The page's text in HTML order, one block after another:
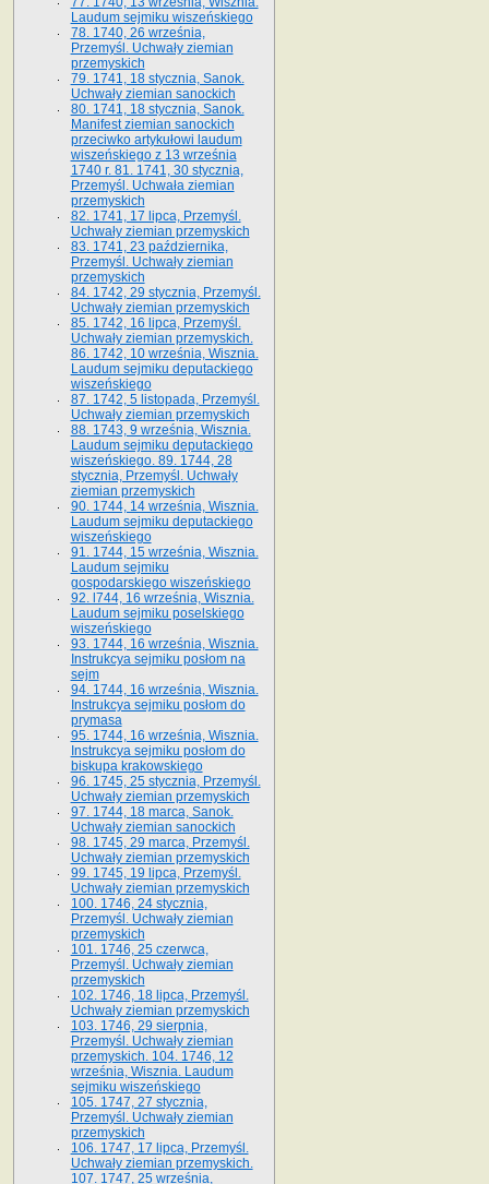
Laudum sejmiku wiszeńskiego
78. 1740, 26 września,
Przemyśl. Uchwały ziemian
przemyskich
79. 1741, 18 stycznia, Sanok.
Uchwały ziemian sanockich
80. 1741, 18 stycznia, Sanok.
Manifest ziemian sanockich
przeciwko artykułowi laudum
wiszeńskiego z 13 wrze­śnia
1740 r. 81. 1741, 30 stycznia,
Przemyśl. Uchwała ziemian
przemyskich
82. 1741, 17 lipca, Przemyśl.
Uchwały ziemian przemyskich
83. 1741, 23 października,
Przemyśl. Uchwały ziemian
przemyskich
84. 1742, 29 stycznia, Przemyśl.
Uchwały ziemian przemyskich
85. 1742, 16 lipca, Przemyśl.
Uchwały ziemian przemyskich.
86. 1742, 10 września, Wisznia.
Laudum sejmiku deputackiego
wiszeńskiego
87. 1742, 5 listopada, Przemyśl.
Uchwały ziemian przemyskich
88. 1743, 9 września, Wisznia.
Laudum sejmiku deputackiego
wiszeńskiego. 89. 1744, 28
stycznia, Przemyśl. Uchwały
ziemian przemyskich
90. 1744, 14 września, Wisznia.
Laudum sejmiku deputackiego
wiszeńskiego
91. 1744, 15 września, Wisznia.
Laudum sejmiku
gospodarskiego wiszeńskiego
92. l744, 16 września, Wisznia.
Laudum sejmiku poselskiego
wiszeńskiego
93. 1744, 16 września, Wisznia.
Instrukcya sejmiku posłom na
sejm
94. 1744, 16 września, Wisznia.
Instrukcya sejmiku posłom do
prymasa
95. 1744, 16 września, Wisznia.
Instrukcya sejmiku posłom do
biskupa krakowskiego
96. 1745, 25 stycznia, Przemyśl.
Uchwały ziemian przemyskich
97. 1744, 18 marca, Sanok.
Uchwały ziemian sanockich
98. 1745, 29 marca, Przemyśl.
Uchwały ziemian przemyskich
99. 1745, 19 lipca, Przemyśl.
Uchwały ziemian przemyskich
100. 1746, 24 stycznia,
Przemyśl. Uchwały ziemian
przemyskich
101. 1746, 25 czerwca,
Przemyśl. Uchwały ziemian
przemyskich
102. 1746, 18 lipca, Przemyśl.
Uchwały ziemian przemyskich
103. 1746, 29 sierpnia,
Przemyśl. Uchwały ziemian
przemyskich. 104. 1746, 12
września, Wisznia. Laudum
sejmiku wiszeńskiego
105. 1747, 27 stycznia,
Przemyśl. Uchwały ziemian
przemyskich
106. 1747, 17 lipca, Przemyśl.
Uchwały ziemian przemyskich.
107. 1747, 25 września,